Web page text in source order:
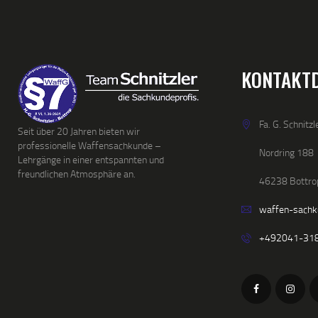
Seit über 20 Jahren bieten wir
professionelle Waffensachkunde –
Lehrgänge in einer entspannten und
freundlichen Atmosphäre an.
Fa. G.
Nordring 188
46238
waffen-
+492041-